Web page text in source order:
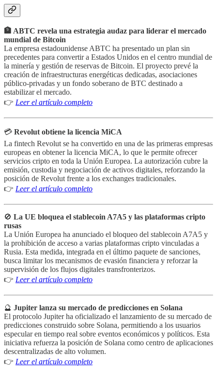
🏦 ABTC revela una estrategia audaz para liderar el mercado
mundial de Bitcoin
La empresa estadounidense ABTC ha presentado un plan sin
precedentes para convertir a Estados Unidos en el centro mundial de
la minería y gestión de reservas de Bitcoin. El proyecto prevé la
creación de infraestructuras energéticas dedicadas, asociaciones
público-privadas y un fondo soberano de BTC destinado a
estabilizar el mercado.
👉 Leer el artículo completo
💳 Revolut obtiene la licencia MiCA
La fintech Revolut se ha convertido en una de las primeras empresas
europeas en obtener la licencia MiCA, lo que le permite ofrecer
servicios cripto en toda la Unión Europea. La autorización cubre la
emisión, custodia y negociación de activos digitales, reforzando la
posición de Revolut frente a los exchanges tradicionales.
👉 Leer el artículo completo
🚫 La UE bloquea el stablecoin A7A5 y las plataformas cripto
rusas
La Unión Europea ha anunciado el bloqueo del stablecoin A7A5 y
la prohibición de acceso a varias plataformas cripto vinculadas a
Rusia. Esta medida, integrada en el último paquete de sanciones,
busca limitar los mecanismos de evasión financiera y reforzar la
supervisión de los flujos digitales transfronterizos.
👉 Leer el artículo completo
🔮 Jupiter lanza su mercado de predicciones en Solana
El protocolo Jupiter ha oficializado el lanzamiento de su mercado de
predicciones construido sobre Solana, permitiendo a los usuarios
especular en tiempo real sobre eventos económicos y políticos. Esta
iniciativa refuerza la posición de Solana como centro de aplicaciones
descentralizadas de alto volumen.
👉 Leer el artículo completo